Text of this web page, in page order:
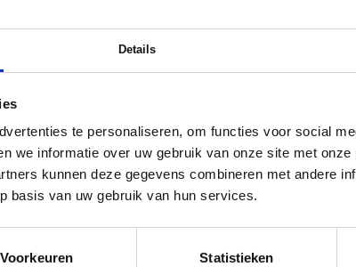
Details
te personaliseren, om functies voor social
we informatie over uw gebruik van onze site met
kunnen deze gegevens combineren met andere
basis van uw gebruik van hun services.
Voorkeuren Statistieken
tot 4.8 GHz
Ja
Intel Arc 140V
16 Gb
Ja